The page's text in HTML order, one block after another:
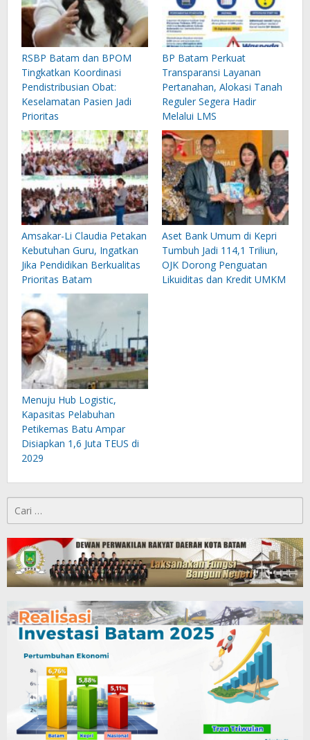
RSBP Batam dan BPOM
Tingkatkan Koordinasi
Pendistribusian Obat:
Keselamatan Pasien Jadi
Prioritas
BP Batam Perkuat
Transparansi Layanan
Pertanahan, Alokasi Tanah
Reguler Segera Hadir
Melalui LMS
Amsakar-Li Claudia Petakan
Kebutuhan Guru, Ingatkan
Jika Pendidikan Berkualitas
Prioritas Batam
Aset Bank Umum di Kepri
Tumbuh Jadi 114,1 Triliun,
OJK Dorong Penguatan
Likuiditas dan Kredit UMKM
Menuju Hub Logistic,
Kapasitas Pelabuhan
Petikemas Batu Ampar
Disiapkan 1,6 Juta TEUS di
2029
untuk: